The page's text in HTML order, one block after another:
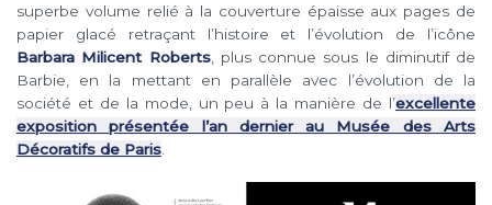
superbe volume relié à la couverture épaisse aux pages de
papier glacé retraçant l’histoire et l’évolution de l’icône
Barbara Milicent Roberts, plus connue sous le diminutif de
Barbie, en la mettant en parallèle avec l’évolution de la
société et de la mode, un peu à la manière de l’excellente
exposition présentée l’an dernier au Musée des Arts
Décoratifs de Paris